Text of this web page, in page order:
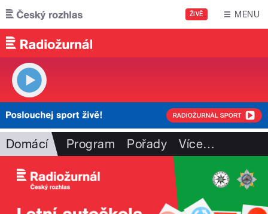
Přejít k hlavnímu obsahu
ŽIVĚ MENU
Domácí Program Pořady Více…